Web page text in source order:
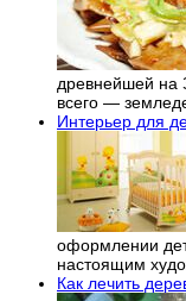
древнейшей на
всего —
Интерьер для
оформлении
настоящим
Как лечить